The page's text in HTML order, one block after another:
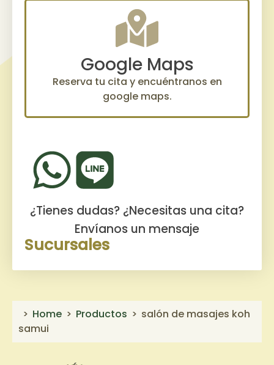
Google Maps
Reserva tu cita y encuéntranos en
google maps.
¿Tienes dudas? ¿Necesitas una cita?
Envíanos un mensaje
Sucursales
Home Productos
salón de masajes koh
samui